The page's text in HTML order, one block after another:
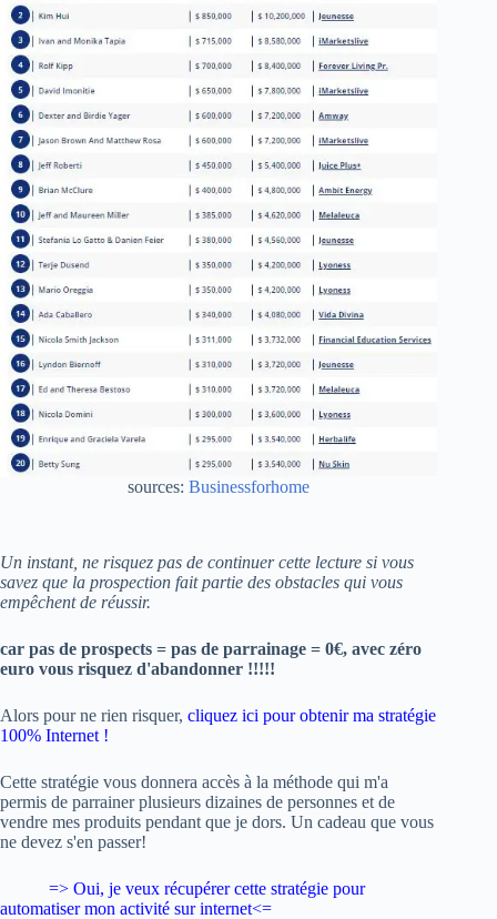
sources:Businessforhome
Un instant, ne risquez pas de continuer cette lecture si vous
savez que la prospection fait partie des obstacles qui vous
empêchent de réussir.
car pas de prospects = pas de parrainage = 0€, avec zéro
euro vous risquez d'abandonner !!!!!
Alors pour ne rien risquer, cliquez ici pour obtenir ma stratégie
100% Internet !
Cette stratégie vous donnera accès à la méthode qui m'a
permis de parrainer plusieurs dizaines de personnes et de
vendre mes produits pendant que je dors. Un cadeau que vous
ne devez s'en passer!
=> Oui, je veux récupérer cette stratégie pour
automatiser mon activité sur internet<=